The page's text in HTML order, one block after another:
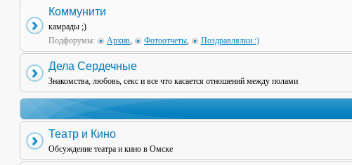
Коммунити
камрады ;)
Подфорумы:
Архив, Фотоотчеты, Поздравлялки :)
Дела Сердечные
Знакомства, любовь, секс и все что касается отношений между полами
Театр и Кино
Обсуждение театра и кино в Омске